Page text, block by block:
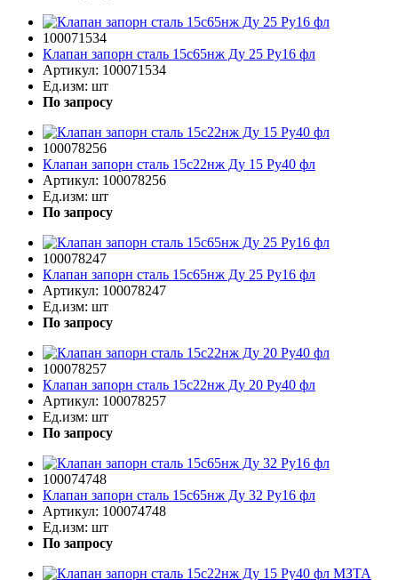
100071534
Клапан запорн сталь 15с65нж Ду 25 Ру16 фл
Артикул: 100071534
Ед.изм: шт
По запросу
100078256
Клапан запорн сталь 15с22нж Ду 15 Ру40 фл
Артикул: 100078256
Ед.изм: шт
По запросу
100078247
Клапан запорн сталь 15с65нж Ду 25 Ру16 фл
Артикул: 100078247
Ед.изм: шт
По запросу
100078257
Клапан запорн сталь 15с22нж Ду 20 Ру40 фл
Артикул: 100078257
Ед.изм: шт
По запросу
100074748
Клапан запорн сталь 15с65нж Ду 32 Ру16 фл
Артикул: 100074748
Ед.изм: шт
По запросу